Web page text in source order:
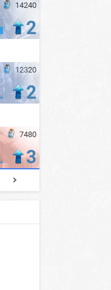
14240
2
12320
2
7480
3